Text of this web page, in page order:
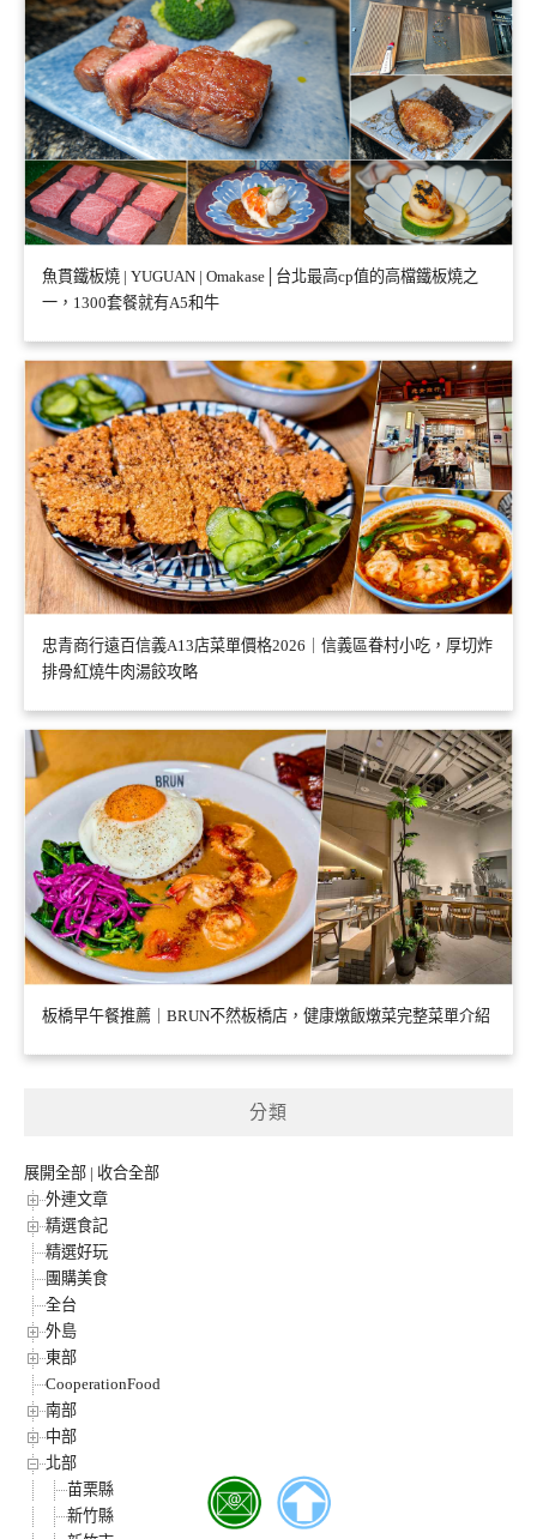
魚貫鐵板燒 | YUGUAN | Omakase│台北最高cp值的高檔鐵板燒之
一，1300套餐就有A5和牛
忠青商行遠百信義A13店菜單價格2026｜信義區眷村小吃，厚切炸
排骨紅燒牛肉湯餃攻略
板橋早午餐推薦｜BRUN不然板橋店，健康燉飯燉菜完整菜單介紹
分類
展開全部 | 收合全部
外連文章
精選食記
精選好玩
團購美食
全台
外島
東部
CooperationFood
南部
中部
北部
苗栗縣
新竹縣